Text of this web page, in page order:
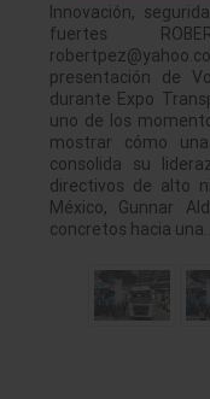
Innovación,
fuertes
presentación de
durante Expo
uno de los
mostrar cómo
consolida su
directivos de alto
México, Gunnar
concretos hacia